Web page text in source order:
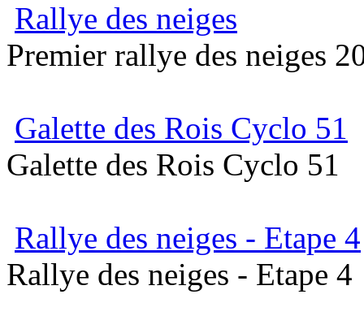
Rallye des neiges
Premier rallye des neiges
Galette des Rois Cyclo 51
Galette des Rois Cyclo 51
Rallye des neiges - Etape 4
Rallye des neiges - Etape 4